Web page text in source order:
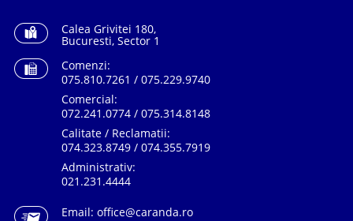
Calea Grivitei 180,
Bucuresti, Sector 1
Comenzi:
075.810.7261 / 075.229.9740
Comercial:
072.241.0774 / 075.314.8148
Calitate / Reclamatii:
074.323.8749 / 074.355.7919
Administrativ:
021.231.4444
Email: office@caranda.ro